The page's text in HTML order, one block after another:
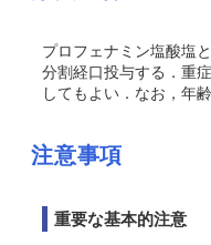
プロフェナミン塩酸塩
分割経口投与する．重
してもよい．なお，年
注意事項
重要な基本的注意